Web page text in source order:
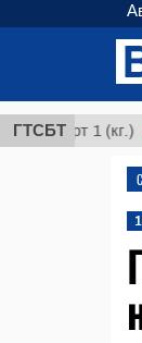
ГТСБТ
сорт 1 (кг.)